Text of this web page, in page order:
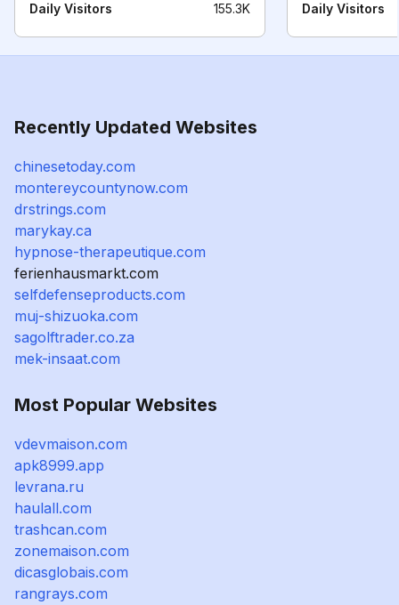
Daily Visitors 155.3K Daily Visitors
Recently Updated Websites
chinesetoday.com
montereycountynow.com
drstrings.com
marykay.ca
hypnose-therapeutique.com
ferienhausmarkt.com
selfdefenseproducts.com
muj-shizuoka.com
sagolftrader.co.za
mek-insaat.com
Most Popular Websites
vdevmaison.com
apk8999.app
levrana.ru
haulall.com
trashcan.com
zonemaison.com
dicasglobais.com
rangrays.com